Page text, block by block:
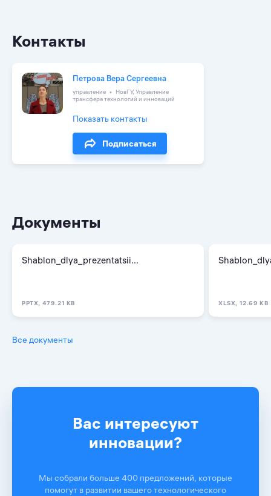
Контакты
Петрова Вера Сергеевна
управление
НовГУ, Управление
трансфера технологий и инноваций
Показать контакты
Подписаться
Документы
Shablon_dlya_prezentatsii...
PPTX, 479.21 KB XLSX, 12.69 KB
Все документы
Вас интересуют
инновации?
Мы собрали больше 400 предложений, которые
помогут в развитии вашего технологического